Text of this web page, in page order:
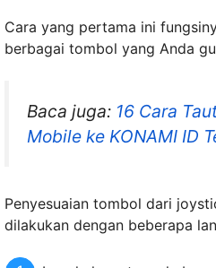
Cara yang pertama ini
berbagai tombol yang Anda
Baca juga: 16 Cara
Mobile ke KONAMI ID
Penyesuaian tombol dari
dilakukan dengan beberapa